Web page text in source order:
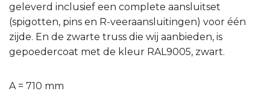
geleverd inclusief een complete aansluitset
(spigotten, pins en R-veeraansluitingen) voor één
zijde. En de zwarte truss die wij aanbieden, is
gepoedercoat met de kleur RAL9005, zwart.
A = 710 mm